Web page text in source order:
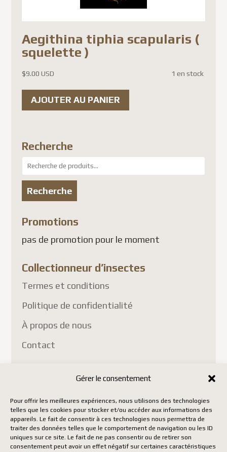
Gérer le consentement
Pour offrir les meilleures expériences, nous utilisons des technologies
telles que les cookies pour stocker et/ou accéder aux informations des
appareils. Le fait de consentir à ces technologies nous permettra de
traiter des données telles que le comportement de navigation ou les ID
uniques sur ce site. Le fait de ne pas consentir ou de retirer son
consentement peut avoir un effet négatif sur certaines caractéristiques
Aegithina tiphia scapularis (
squelette )
$9.00 USD 1 en stock
AJOUTER AU PANIER
Recherche
Recherche
pour :
Recherche
Promotions
pas de promotion pour le moment
Collectionneur d’insectes
Termes et conditions
Politique de confidentialité
À propos de nous
Contact
Copyright Insect Collectors - All rights reserved. | Web
development by Acxcom